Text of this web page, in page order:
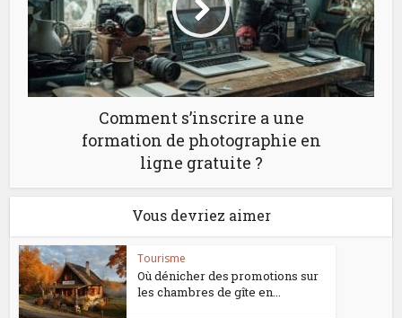
Comment s’inscrire a une
formation de photographie en
ligne gratuite ?
Vous devriez aimer
Tourisme
Où dénicher des promotions sur
les chambres de gîte en...